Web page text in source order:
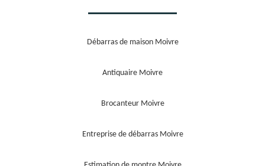
Débarras de maison Moivre
Antiquaire Moivre
Brocanteur Moivre
Entreprise de débarras Moivre